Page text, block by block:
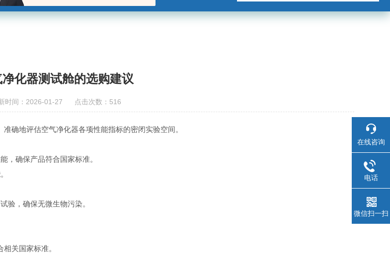
净化器测试舱的选购建议
时间：2026-01-27 点击次数：516
确地评估空气净化器各项性能指标的密闭实验空间。
确保产品符合国家标准。
，确保无微生物污染。
关国家标准。
在线咨询
电话
微信扫一扫